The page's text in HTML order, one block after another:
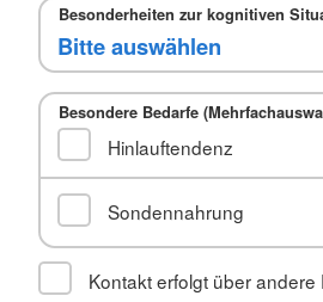
Besonderheiten zur kognitiven
Besondere Bedarfe
Hinlauftendenz
Sondennahrung
Kontakt erfolgt über andere